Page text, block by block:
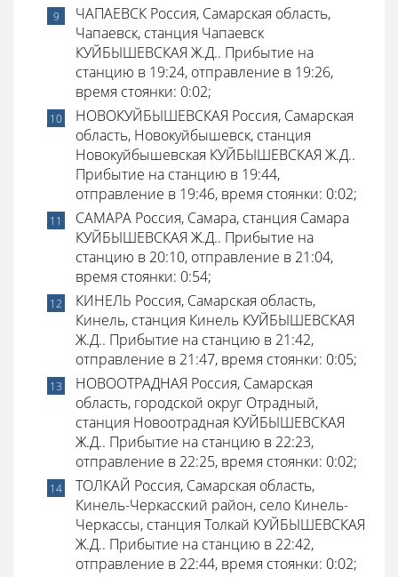
ЧАПАЕВСК Россия, Самарская область,
Чапаевск, станция Чапаевск
КУЙБЫШЕВСКАЯ Ж.Д.. Прибытие на
станцию в 19:24, отправление в 19:26,
время стоянки: 0:02;
НОВОКУЙБЫШЕВСКАЯ Россия, Самарская
область, Новокуйбышевск, станция
Новокуйбышевская КУЙБЫШЕВСКАЯ Ж.Д..
Прибытие на станцию в 19:44,
отправление в 19:46, время стоянки: 0:02;
САМАРА Россия, Самара, станция Самара
КУЙБЫШЕВСКАЯ Ж.Д.. Прибытие на
станцию в 20:10, отправление в 21:04,
время стоянки: 0:54;
КИНЕЛЬ Россия, Самарская область,
Кинель, станция Кинель КУЙБЫШЕВСКАЯ
Ж.Д.. Прибытие на станцию в 21:42,
отправление в 21:47, время стоянки: 0:05;
НОВООТРАДНАЯ Россия, Самарская
область, городской округ Отрадный,
станция Новоотрадная КУЙБЫШЕВСКАЯ
Ж.Д.. Прибытие на станцию в 22:23,
отправление в 22:25, время стоянки: 0:02;
ТОЛКАЙ Россия, Самарская область,
Кинель-Черкасский район, село Кинель-
Черкассы, станция Толкай КУЙБЫШЕВСКАЯ
Ж.Д.. Прибытие на станцию в 22:42,
отправление в 22:44, время стоянки: 0:02;